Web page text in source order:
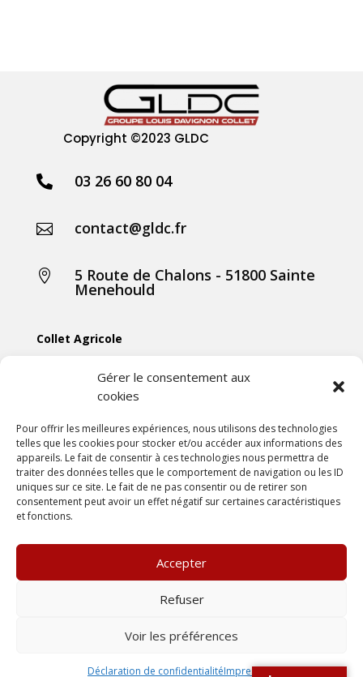
Gérer le consentement aux
cookies
Pour offrir les meilleures expériences, nous utilisons des technologies
telles que les cookies pour stocker et/ou accéder aux informations des
appareils. Le fait de consentir à ces technologies nous permettra de
traiter des données telles que le comportement de navigation ou les ID
uniques sur ce site. Le fait de ne pas consentir ou de retirer son
consentement peut avoir un effet négatif sur certaines caractéristiques
et fonctions.
Accepter
Refuser
Voir les préférences
Déclaration de confidentialitéImpressum
Copyright ©2023 GLDC
 03 26 60 80 04
 contact@gldc.fr
 5 Route de Chalons - 51800 Sainte
Menehould
Collet Agricole
Collet Motoculture
Collet Élevage
Les actus
Mentions légales
Politiques de confidentialités
Conditions générales de vente